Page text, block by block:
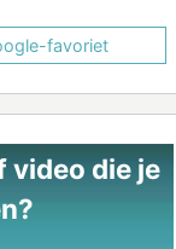
favoriet
video die je